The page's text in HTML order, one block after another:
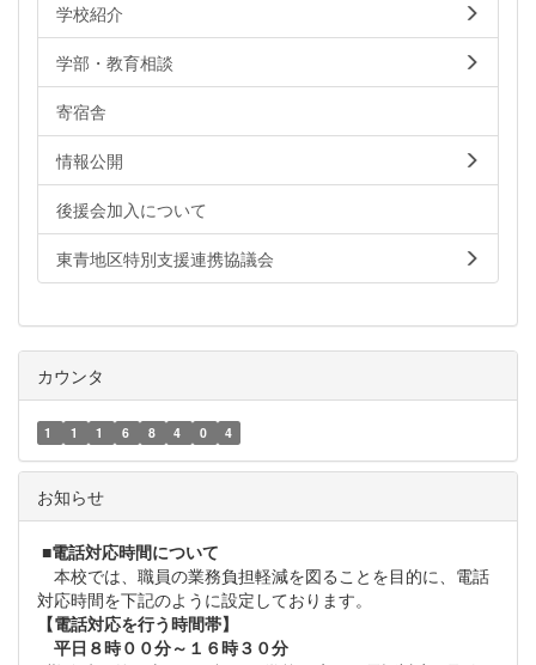
学校紹介
学部・教育相談
寄宿舎
情報公開
後援会加入について
東青地区特別支援連携協議会
カウンタ
1 1 1 6 8 4 0 4
お知らせ
■電話対応時間について
本校では、職員の業務負担軽減を図ることを目的に、電話
対応時間を下記のように設定しております。
【電話対応を行う時間帯】
平日８時００分～１６時３０分